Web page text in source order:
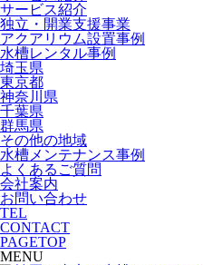
サービス紹介
独立・開業支援事業
アクアリウム設置事例
水槽レンタル事例
埼玉県
東京都
神奈川県
千葉県
群馬県
その他の地域
水槽メンテナンス事例
よくあるご質問
会社案内
お問い合わせ
TEL
CONTACT
PAGETOP
MENU